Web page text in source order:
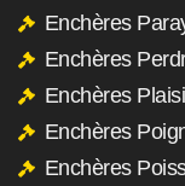
Enchères
Enchères
Enchères
Enchères
Enchères